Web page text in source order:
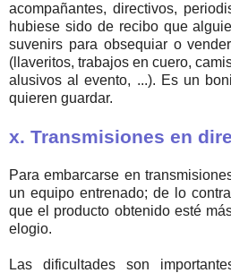
acompañantes, directivos,
hubiese sido de recibo que
suvenirs para obsequiar o
(llaveritos, trabajos en cuero,
alusivos al evento, ...). Es un
quieren guardar.
x. Transmisiones en
Para embarcarse en
un equipo entrenado; de lo
que el producto obtenido esté
elogio.
Las dificultades son